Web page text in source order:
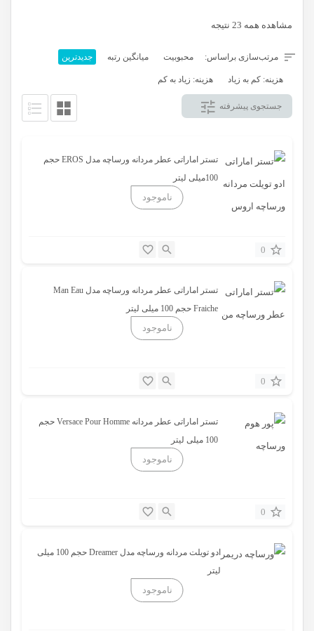
تصدی مدیریت نوآوری را به دست گرفت. برادر بزرگ‌تر، سانتو ورساچه، رئیس و
مدیرعامل شرکت است. نیس الگرا ورساچه صاحب 50 درصد از شرکت است.
مشاهده همه 23 نتیجه
مرتب‌سازی براساس: محبوبیت میانگین رتبه جدیدترین
هزینه: کم به زیاد هزینه: زیاد به کم
جستجوی پیشرفته
تستر اماراتی عطر مردانه ورساچه مدل EROS حجم
100میلی لیتر
0
تستر اماراتی عطر مردانه ورساچه مدل Man Eau
Fraiche حجم 100 ميلی ليتر
0
تستر اماراتی عطر مردانه Versace Pour Homme حجم
100 میلی لیتر
0
ادو تویلت مردانه ورساچه مدل Dreamer حجم 100 میلی
لیتر